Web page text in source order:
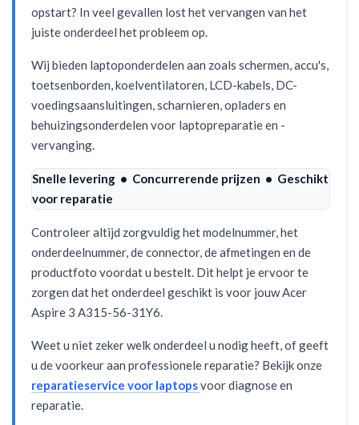
opstart? In veel gevallen lost het vervangen van het
juiste onderdeel het probleem op.
Wij bieden laptoponderdelen aan zoals schermen, accu's,
toetsenborden, koelventilatoren, LCD-kabels, DC-
voedingsaansluitingen, scharnieren, opladers en
behuizingsonderdelen voor laptopreparatie en -
vervanging.
Snelle levering • Concurrerende prijzen • Geschikt
voor reparatie
Controleer altijd zorgvuldig het modelnummer, het
onderdeelnummer, de connector, de afmetingen en de
productfoto voordat u bestelt. Dit helpt je ervoor te
zorgen dat het onderdeel geschikt is voor jouw Acer
Aspire 3 A315-56-31Y6.
Weet u niet zeker welk onderdeel u nodig heeft, of geeft
u de voorkeur aan professionele reparatie? Bekijk onze
reparatieservice voor laptopsvoor diagnose en
reparatie.